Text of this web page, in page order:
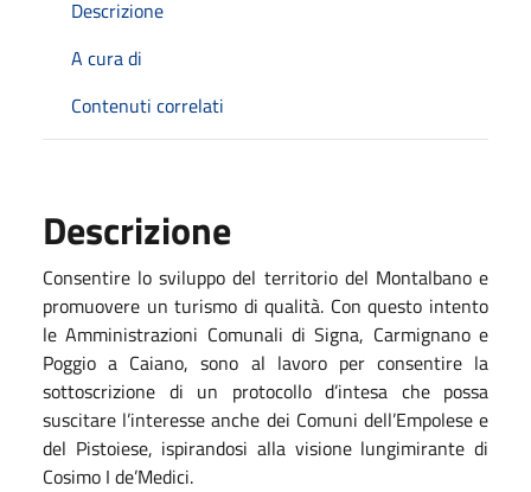
Descrizione
A cura di
Contenuti correlati
Descrizione
Consentire lo sviluppo del territorio del Montalbano e
promuovere un turismo di qualità. Con questo intento
le Amministrazioni Comunali di Signa, Carmignano e
Poggio a Caiano, sono al lavoro per consentire la
sottoscrizione di un protocollo d’intesa che possa
suscitare l’interesse anche dei Comuni dell’Empolese e
del Pistoiese, ispirandosi alla visione lungimirante di
Cosimo I de’Medici.